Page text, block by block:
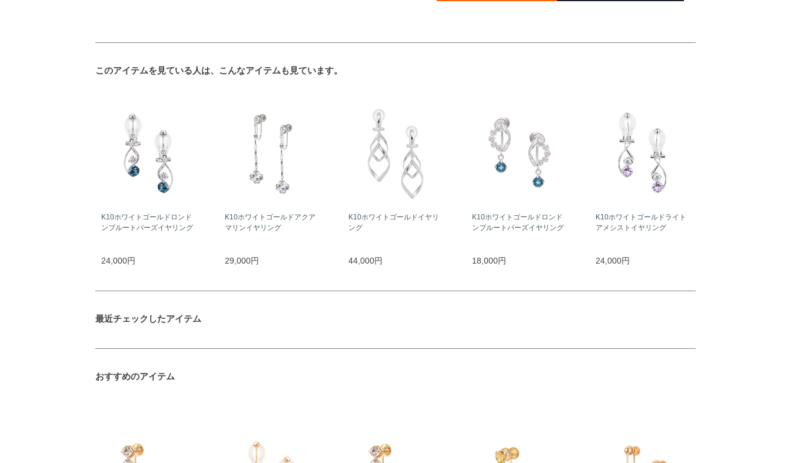
このアイテムを見ている人は、こんなアイテムも見ています。
K10ホワイトゴールドロンド
ンブルートパーズイヤリング
24,000円
K10ホワイトゴールドアクア
マリンイヤリング
29,000円
K10ホワイトゴールドイヤリ
ング
44,000円
K10ホワイトゴールドロンド
ンブルートパーズイヤリング
18,000円
K10ホワイトゴールドライト
アメシストイヤリング
24,000円
最近チェックしたアイテム
おすすめのアイテム